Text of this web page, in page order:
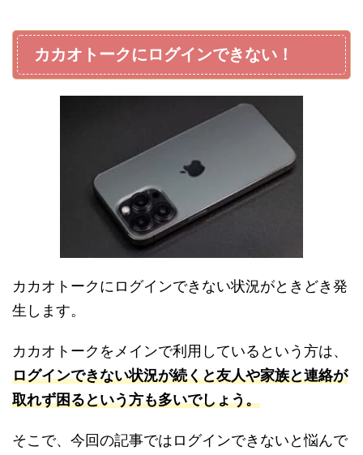
カカオトークにログインできない！
カカオトークにログインできない状況がときどき発
生します。
カカオトークをメインで利用しているという方は、
ログインできない状況が続くと友人や家族と連絡が
取れず困るという方も多いでしょう。
そこで、今回の記事ではログインできないと悩んで